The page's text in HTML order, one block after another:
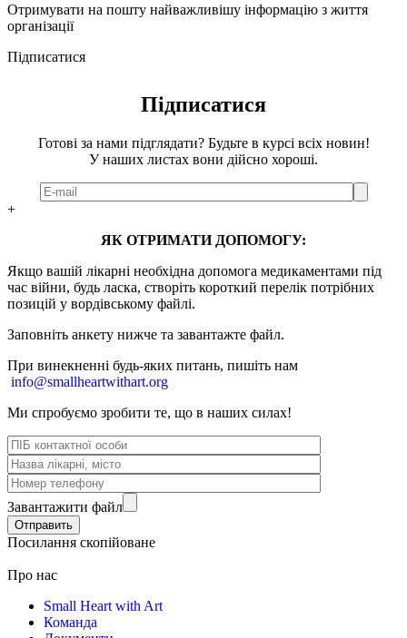
Отримувати на пошту найважливішу інформацію з життя
організації
Підписатися
Підписатися
Готові за нами підглядати? Будьте в курсі всіх новин!
У наших листах вони дійсно хороші.
+
ЯК ОТРИМАТИ ДОПОМОГУ:
Якщо вашій лікарні необхідна допомога медикаментами під
час війни, будь ласка, створіть короткий перелік потрібних
позицій у вордівському файлі.
Заповніть анкету нижче та завантажте файл.
При винекненні будь-яких питань, пишіть нам
info@smallheartwithart.org
Ми спробуємо зробити те, що в наших силах!
Завантажити файл
Посилання скопійоване
Про нас
Small Heart with Art
Команда